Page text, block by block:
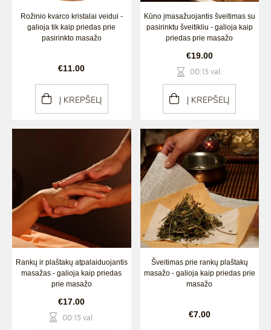
Rožinio kvarco kristalai veidui -
galioja tik kaip priedas prie
pasirinkto masažo
€11.00
Į KREPŠELĮ
Kūno įmasažuojantis šveitimas su
pasirinktu šveitikliu - galioja kaip
priedas prie masažo
€19.00
00:15 val.
Į KREPŠELĮ
Rankų ir plaštakų atpalaiduojantis
masažas - galioja kaip priedas
prie masažo
€17.00
00:15 val.
Šveitimas prie rankų plaštakų
masažo - galioja kaip priedas prie
masažo
€7.00